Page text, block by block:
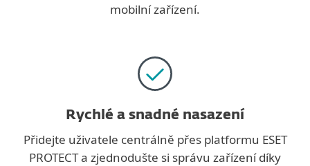
mobilní zařízení.
Rychlé a snadné nasazení
Přidejte uživatele centrálně přes platformu ESET
PROTECT a zjednodušte si správu zařízení díky